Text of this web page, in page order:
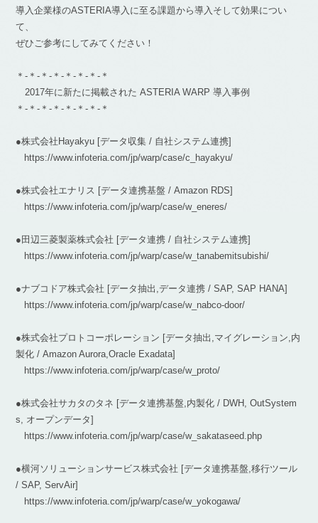
導入企業様のASTERIA導入に至る課題から導入そして効果につい
て、
ぜひご参考にしてみてください！
＊-＊-＊-＊-＊-＊-＊-＊
2017年に新たに掲載された ASTERIA WARP 導入事例
＊-＊-＊-＊-＊-＊-＊-＊
●株式会社Hayakyu [データ収集 / 自社システム連携]
https://www.infoteria.com/jp/warp/case/c_hayakyu/
●株式会社エナリス [データ連携基盤 / Amazon RDS]
https://www.infoteria.com/jp/warp/case/w_eneres/
●田辺三菱製薬株式会社 [データ連携 / 自社システム連携]
https://www.infoteria.com/jp/warp/case/w_tanabemitsubishi/
●ナブコドア株式会社 [データ抽出,データ連携 / SAP, SAP HANA]
https://www.infoteria.com/jp/warp/case/w_nabco-door/
●株式会社プロトコーポレーション [データ抽出,マイグレーション,内
製化 / Amazon Aurora,Oracle Exadata]
https://www.infoteria.com/jp/warp/case/w_proto/
●株式会社サカタのタネ [データ連携基盤,内製化 / DWH, OutSystem
s, オープンデータ]
https://www.infoteria.com/jp/warp/case/w_sakataseed.php
●横河ソリューションサービス株式会社 [データ連携基盤,移行ツール
/ SAP, ServAir]
https://www.infoteria.com/jp/warp/case/w_yokogawa/